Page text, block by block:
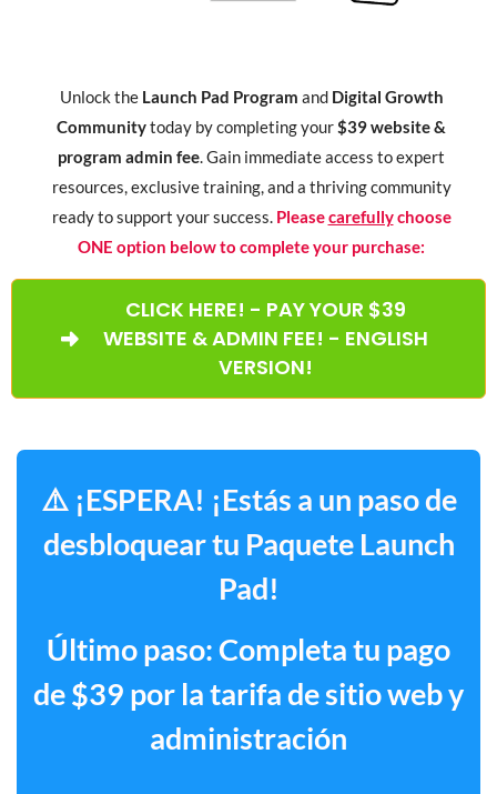
Unlock the Launch Pad Program and Digital Growth
Communitytoday by completing your$39 website &
program admin fee. Gain immediate access to expert
resources, exclusive training, and a thriving community
ready to support your success. Pleasecarefullychoose
ONE option below to complete your purchase:
CLICK HERE! - PAY YOUR $39
WEBSITE & ADMIN FEE! - ENGLISH
VERSION!
⚠️ ¡ESPERA! ¡Estás a un paso de
desbloquear tu Paquete Launch
Pad!
Último paso: Completa tu pago
de $39 por la tarifa de sitio web y
administración